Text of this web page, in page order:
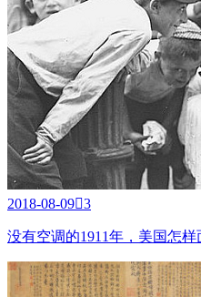
2018-08-093
没有空调的1911年，美国怎样